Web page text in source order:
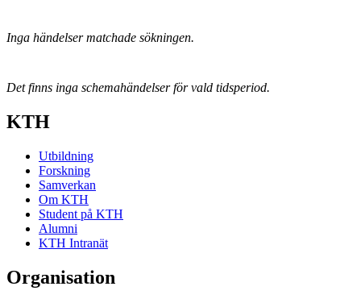
Inga händelser matchade sökningen.
Det finns inga schemahändelser för vald tidsperiod.
KTH
Utbildning
Forskning
Samverkan
Om KTH
Student på KTH
Alumni
KTH Intranät
Organisation